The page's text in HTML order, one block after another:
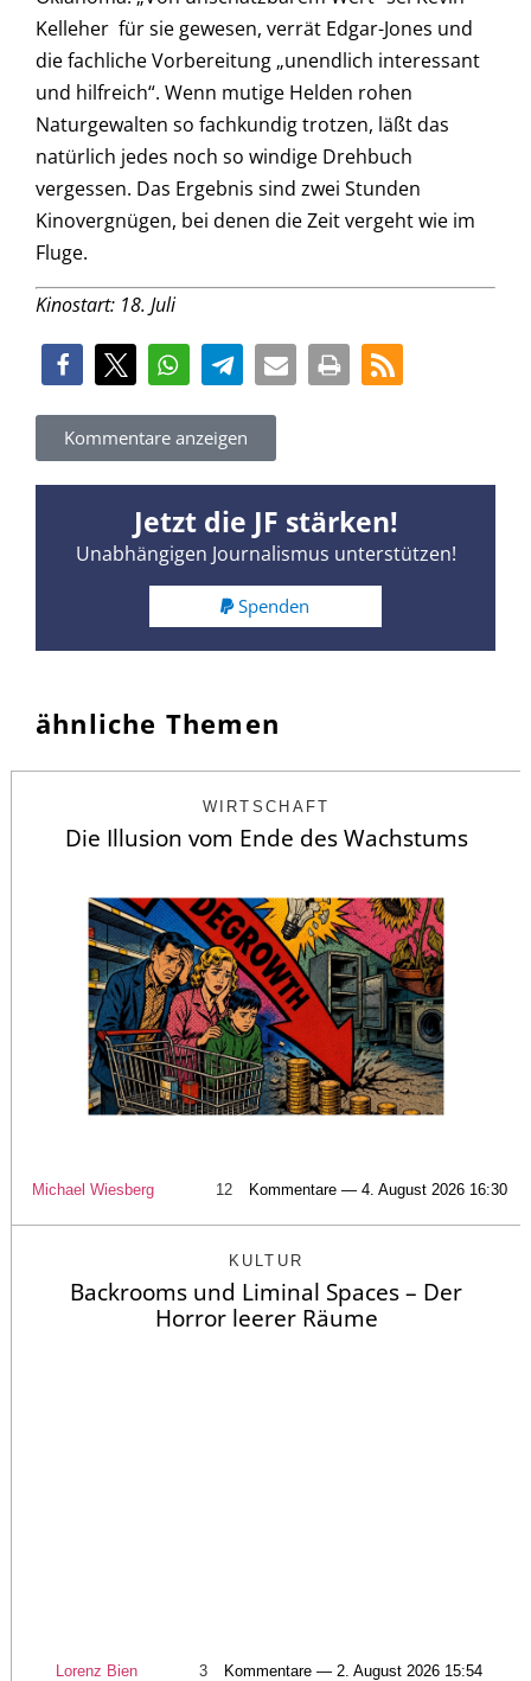
Kelleher für sie gewesen, verrät Edgar-Jones und
die fachliche Vorbereitung „unendlich interessant
und hilfreich“. Wenn mutige Helden rohen
Naturgewalten so fachkundig trotzen, läßt das
natürlich jedes noch so windige Drehbuch
vergessen. Das Ergebnis sind zwei Stunden
Kinovergnügen, bei denen die Zeit vergeht wie im
Fluge.
Kinostart: 18. Juli
Kommentare anzeigen
Jetzt die JF stärken!
Unabhängigen Journalismus unterstützen!
Spenden
ähnliche Themen
WIRTSCHAFT
Die Illusion vom Ende des Wachstums
Michael Wiesberg 12 Kommentare — 4. August 2026 16:30
KULTUR
Backrooms und Liminal Spaces – Der
Horror leerer Räume
Lorenz Bien 3 Kommentare — 2. August 2026 15:54